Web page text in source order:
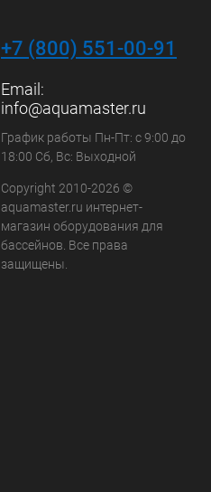
+7 (800) 551-00-91
Email:
info@aquamaster.ru
График работы Пн-Пт: с 9:00 до
18:00 Сб, Вс: Выходной
Copyright 2010-2026 ©
aquamaster.ru интернет-
магазин оборудования для
бассейнов. Все права
защищены.